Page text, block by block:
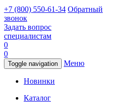
+7 (800) 550-61-34 Обратный
звонок
Задать вопрос
специалистам
0
0
Toggle navigation Меню
Новинки
Каталог